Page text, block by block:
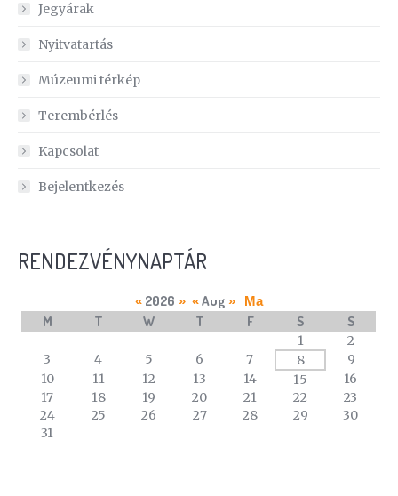
Jegyárak
Nyitvatartás
Múzeumi térkép
Terembérlés
Kapcsolat
Bejelentkezés
RENDEZVÉNYNAPTÁR
calendar
events
« 2026 » « Aug » Ma
M T W T F S S
1
2
3
4 5 6 7 8
9
10
11 12 13 14 15
16
17
18 19 20 21 22
23
24
25 26 27 28 29
30
31